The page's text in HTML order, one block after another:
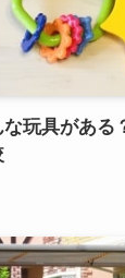
な玩具がある